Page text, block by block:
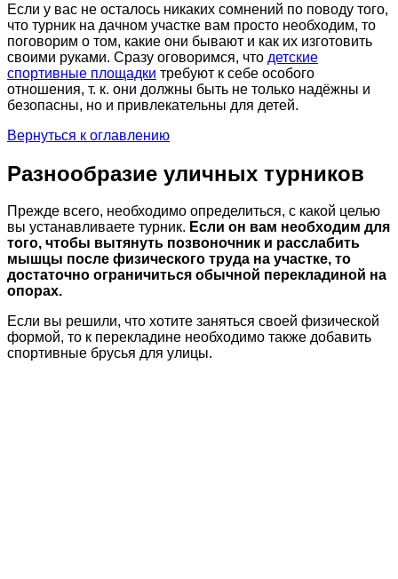
Если у вас не осталось никаких сомнений по поводу того,
что турник на дачном участке вам просто необходим, то
поговорим о том, какие они бывают и как их изготовить
своими руками. Сразу оговоримся, что детские
спортивные площадки требуют к себе особого
отношения, т. к. они должны быть не только надёжны и
безопасны, но и привлекательны для детей.
Вернуться к оглавлению
Разнообразие уличных турников
Прежде всего, необходимо определиться, с какой целью
вы устанавливаете турник. Если он вам необходим для
того, чтобы вытянуть позвоночник и расслабить
мышцы после физического труда на участке, то
достаточно ограничиться обычной перекладиной на
опорах.
Если вы решили, что хотите заняться своей физической
формой, то к перекладине необходимо также добавить
спортивные брусья для улицы.